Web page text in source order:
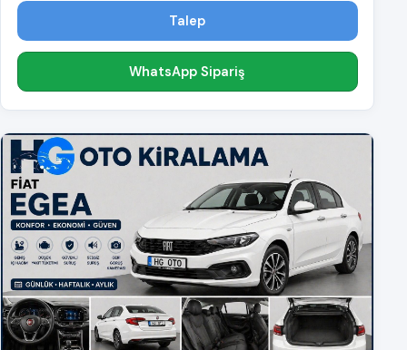
Talep
WhatsApp Sipariş